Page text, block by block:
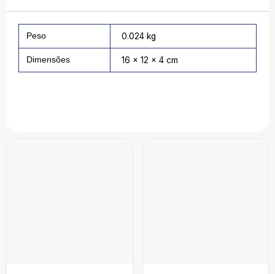
Peso 0.024 kg
Dimensões 16 × 12 × 4 cm